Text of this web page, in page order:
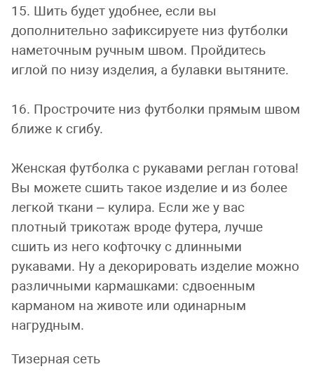
15. Шить будет удобнее, если вы
дополнительно зафиксируете низ футболки
наметочным ручным швом. Пройдитесь
иглой по низу изделия, а булавки вытяните.
16. Прострочите низ футболки прямым швом
ближе к сгибу.
Женская футболка с рукавами реглан готова!
Вы можете сшить такое изделие и из более
легкой ткани – кулира. Если же у вас
плотный трикотаж вроде футера, лучше
сшить из него кофточку с длинными
рукавами. Ну а декорировать изделие можно
различными кармашками: сдвоенным
карманом на животе или одинарным
нагрудным.
Тизерная сеть